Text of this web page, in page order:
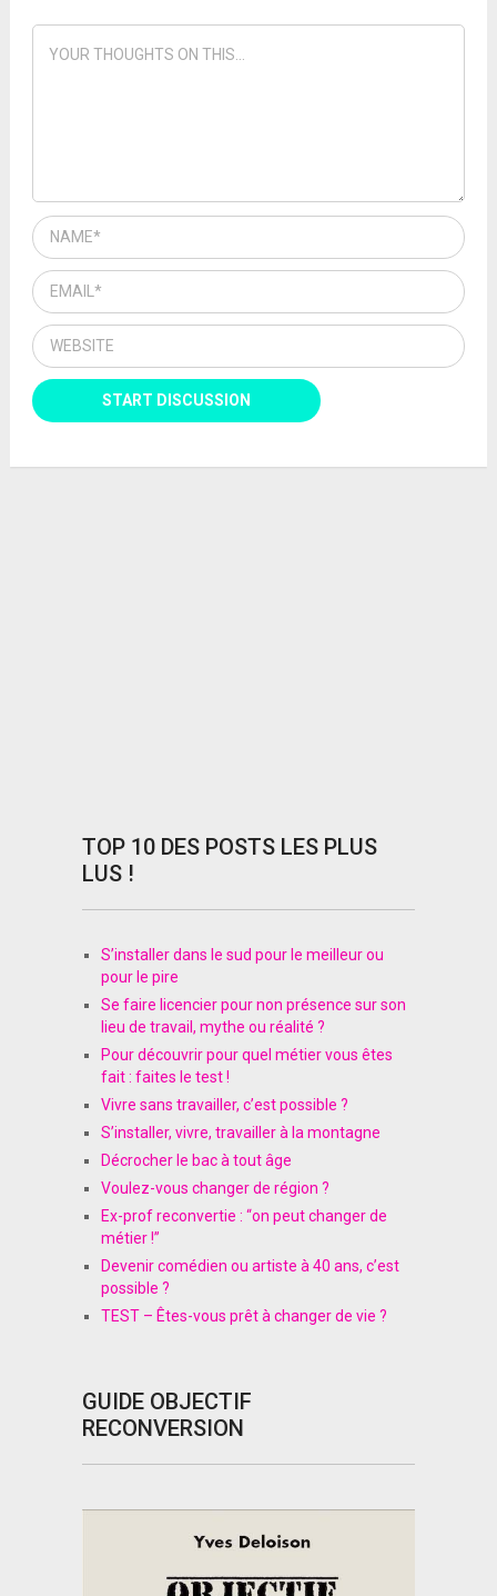
TOP 10 DES POSTS LES PLUS
LUS !
S’installer dans le sud pour le meilleur ou
pour le pire
Se faire licencier pour non présence sur son
lieu de travail, mythe ou réalité ?
Pour découvrir pour quel métier vous êtes
fait : faites le test !
Vivre sans travailler, c’est possible ?
S’installer, vivre, travailler à la montagne
Décrocher le bac à tout âge
Voulez-vous changer de région ?
Ex-prof reconvertie : “on peut changer de
métier !”
Devenir comédien ou artiste à 40 ans, c’est
possible ?
TEST – Êtes-vous prêt à changer de vie ?
GUIDE OBJECTIF
RECONVERSION